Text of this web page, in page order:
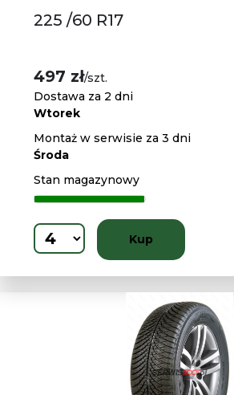
225 /60 R17
497 zł/szt.
Dostawa za 2 dni
Wtorek
Montaż w serwisie za 3 dni
Środa
Stan magazynowy
Kup